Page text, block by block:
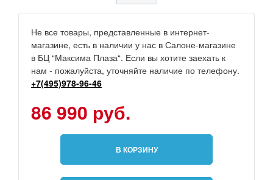
Не все товары, представленные в интернет-
магазине, есть в наличии у нас в Салоне-магазине
в БЦ “Максима Плаза“. Если вы хотите заехать к
нам - пожалуйста, уточняйте наличие по телефону.
+7(495)978-96-46
86 990 руб.
В КОРЗИНУ